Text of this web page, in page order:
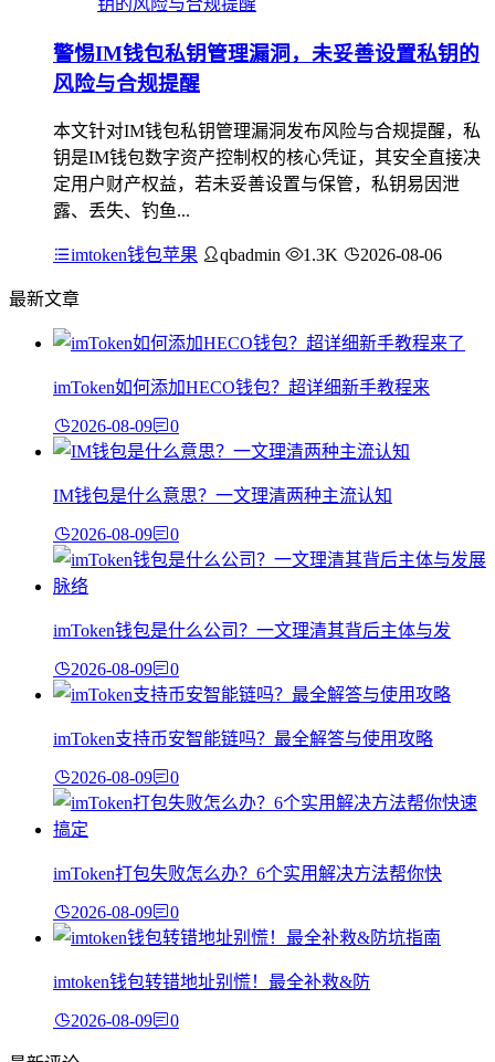
警惕IM钱包私钥管理漏洞，未妥善设置私钥的
风险与合规提醒
本文针对IM钱包私钥管理漏洞发布风险与合规提醒，私
钥是IM钱包数字资产控制权的核心凭证，其安全直接决
定用户财产权益，若未妥善设置与保管，私钥易因泄
露、丢失、钓鱼...
imtoken钱包苹果 qbadmin 1.3K 2026-08-06
最新文章
imToken如何添加HECO钱包？超详细新手教程来
2026-08-09 0
IM钱包是什么意思？一文理清两种主流认知
2026-08-09 0
imToken钱包是什么公司？一文理清其背后主体与发
2026-08-09 0
imToken支持币安智能链吗？最全解答与使用攻略
2026-08-09 0
imToken打包失败怎么办？6个实用解决方法帮你快
2026-08-09 0
imtoken钱包转错地址别慌！最全补救&防
2026-08-09 0